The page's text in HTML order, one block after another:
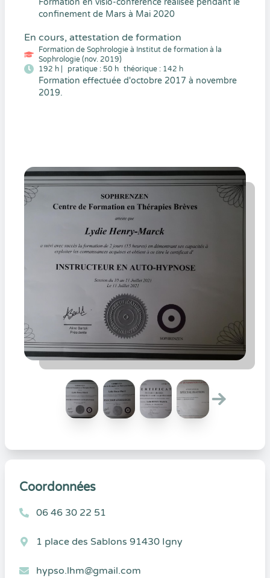
Formation en visio-conférence réalisée pendant le
confinement de Mars à Mai 2020
En cours, attestation de formation
Formation de Sophrologie à Institut de formation à la
Sophrologie (nov. 2019)
192 h |
pratique : 50 h théorique : 142 h
Formation effectuée d'octobre 2017 à novembre
2019.
Coordonnées
06 46 30 22 51
1 place des Sablons 91430 Igny
hypso.lhm@gmail.com